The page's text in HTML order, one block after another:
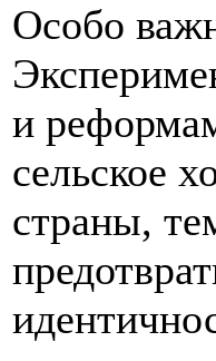
Особо
и
сельское
страны,